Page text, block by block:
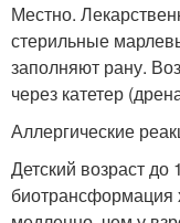
Местно.
стерильные
заполняют рану.
через катетер
Аллергические
Детский возраст
биотрансформация